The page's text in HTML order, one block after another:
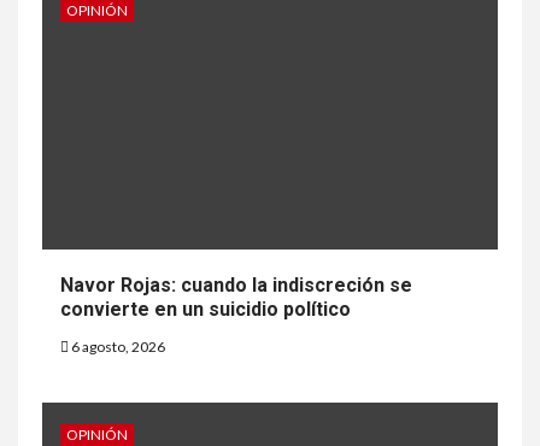
OPINIÓN
Navor Rojas: cuando la indiscreción se
convierte en un suicidio político
6 agosto, 2026
OPINIÓN